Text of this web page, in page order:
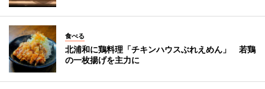
食べる
北浦和に鶏料理「チキンハウスぶれえめん」 若鶏
の一枚揚げを主力に